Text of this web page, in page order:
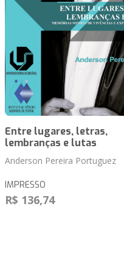
Entre lugares, letras,
lembranças e lutas
Anderson Pereira Portuguez
IMPRESSO
R$ 136,74